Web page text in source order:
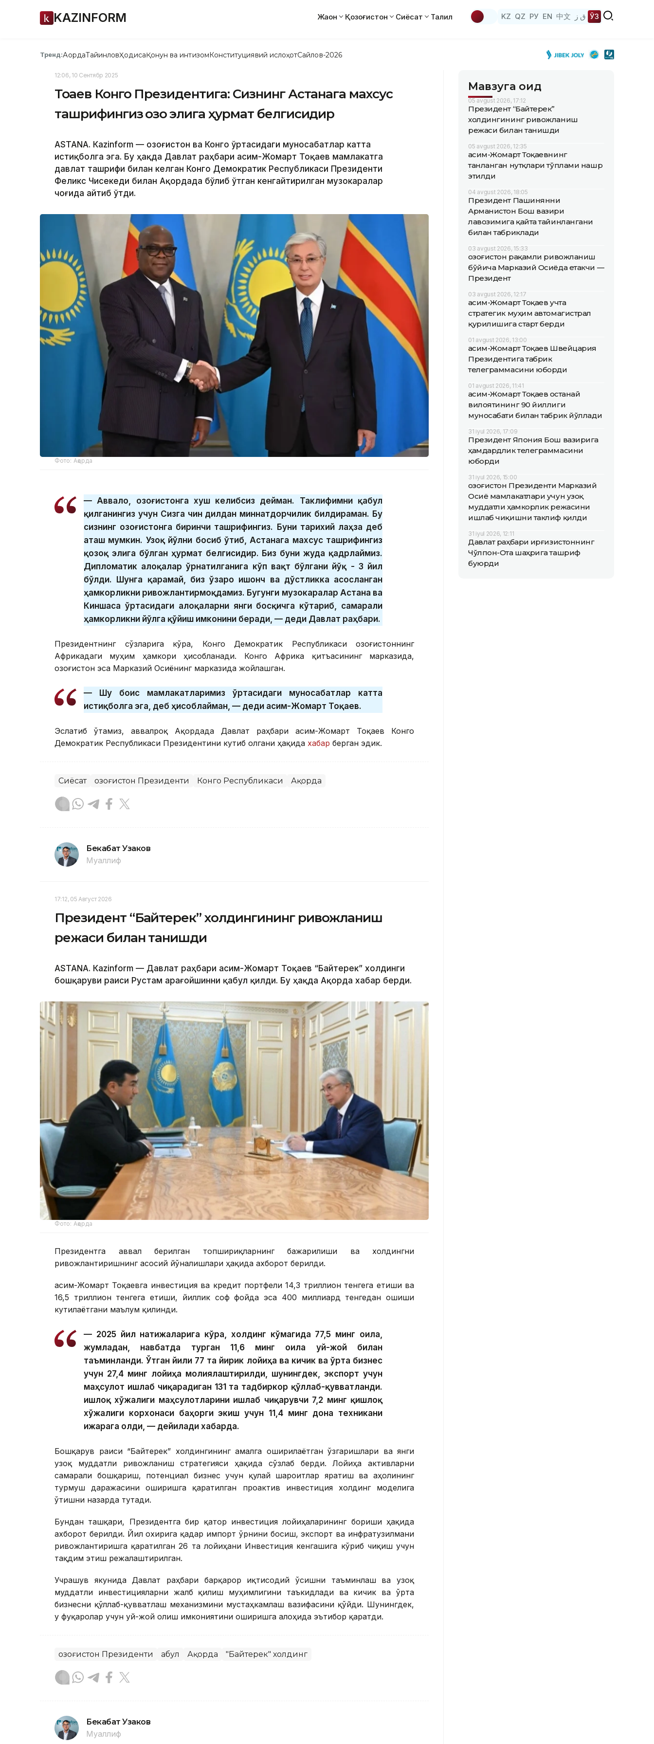
KAZINFORM Жаҳон Қозоғистон Сиёсат Таҳлил KZ QZ РУ EN 中文 ق ز ЎЗ
Тренд:АқордаТайинловҲодисаҚонун ва интизомКонституциявий ислоҳотСайлов-2026
12:06, 10 Сентябр 2025
Тоқаев Конго Президентига: Сизнинг Астанага махсус
ташрифингиз қозоқ элига ҳурмат белгисидир
ASTANА. Кazinform — Қозоғистон ва Конго ўртасидаги муносабатлар катта
истиқболга эга. Бу ҳақда Давлат раҳбари Қасим-Жомарт Тоқаев мамлакатга
давлат ташрифи билан келган Конго Демократик Республикаси Президенти
Феликс Чисекеди билан Ақордада бўлиб ўтган кенгайтирилган музокаралар
чоғида айтиб ўтди.
Фото: Ақорда
— Аввало, Қозоғистонга хуш келибсиз дейман. Таклифимни қабул
қилганингиз учун Сизга чин дилдан миннатдорчилик билдираман. Бу
сизнинг Қозоғистонга биринчи ташрифингиз. Буни тарихий лаҳза деб
аташ мумкин. Узоқ йўлни босиб ўтиб, Астанага махсус ташрифингиз
қозоқ элига бўлган ҳурмат белгисидир. Биз буни жуда қадрлаймиз.
Дипломатик алоқалар ўрнатилганига кўп вақт бўлгани йўқ - 3 йил
бўлди. Шунга қарамай, биз ўзаро ишонч ва дўстликка асосланган
ҳамкорликни ривожлантирмоқдамиз. Бугунги музокаралар Астана ва
Киншаса ўртасидаги алоқаларни янги босқичга кўтариб, самарали
ҳамкорликни йўлга қўйиш имконини беради, — деди Давлат раҳбари.
Президентнинг сўзларига кўра, Конго Демократик Республикаси Қозоғистоннинг
Африкадаги муҳим ҳамкори ҳисобланади. Конго Африка қитъасининг марказида,
Қозоғистон эса Марказий Осиёнинг марказида жойлашган.
— Шу боис мамлакатларимиз ўртасидаги муносабатлар катта
истиқболга эга, деб ҳисоблайман, — деди Қасим-Жомарт Тоқаев.
Эслатиб ўтамиз, аввалроқ Ақордада Давлат раҳбари Қасим-Жомарт Тоқаев Конго
Демократик Республикаси Президентини кутиб олгани ҳақида хабар берган эдик.
Сиёсат Қозоғистон Президенти Конго Республикаси Ақорда
Бекабат Узаков
Муаллиф
17:12, 05 Август 2026
Президент “Байтерек” холдингининг ривожланиш
режаси билан танишди
ASTANА. Каzinform — Давлат раҳбари Қасим-Жомарт Тоқаев “Байтерек” холдинги
бошқаруви раиси Рустам Қарағойшинни қабул қилди. Бу ҳақда Ақорда хабар берди.
Фото: Ақорда
Президентга аввал берилган топшириқларнинг бажарилиши ва холдингни
ривожлантиришнинг асосий йўналишлари ҳақида ахборот берилди.
Қасим-Жомарт Тоқаевга инвестиция ва кредит портфели 14,3 триллион тенгега етиши ва
16,5 триллион тенгега етиши, йиллик соф фойда эса 400 миллиард тенгедан ошиши
кутилаётгани маълум қилинди.
— 2025 йил натижаларига кўра, холдинг кўмагида 77,5 минг оила,
жумладан, навбатда турган 11,6 минг оила уй-жой билан
таъминланди. Ўтган йили 77 та йирик лойиҳа ва кичик ва ўрта бизнес
учун 27,4 минг лойиҳа молиялаштирилди, шунингдек, экспорт учун
маҳсулот ишлаб чиқарадиган 131 та тадбиркор қўллаб-қувватланди.
Қишлоқ хўжалиги маҳсулотларини ишлаб чиқарувчи 7,2 минг қишлоқ
хўжалиги корхонаси баҳорги экиш учун 11,4 минг дона техникани
ижарага олди, — дейилади хабарда.
Бошқарув раиси “Байтерек” холдингининг амалга оширилаётган ўзгаришлари ва янги
узоқ муддатли ривожланиш стратегияси ҳақида сўзлаб берди. Лойиҳа активларни
самарали бошқариш, потенциал бизнес учун қулай шароитлар яратиш ва аҳолининг
турмуш даражасини оширишга қаратилган проактив инвестиция холдинг моделига
ўтишни назарда тутади.
Бундан ташқари, Президентга бир қатор инвестиция лойиҳаларининг бориши ҳақида
ахборот берилди. Йил охирига қадар импорт ўрнини босиш, экспорт ва инфратузилмани
ривожлантиришга қаратилган 26 та лойиҳани Инвестиция кенгашига кўриб чиқиш учун
тақдим этиш режалаштирилган.
Учрашув якунида Давлат раҳбари барқарор иқтисодий ўсишни таъминлаш ва узоқ
муддатли инвестицияларни жалб қилиш муҳимлигини таъкидлади ва кичик ва ўрта
бизнесни қўллаб-қувватлаш механизмини мустаҳкамлаш вазифасини қўйди. Шунингдек,
у фуқаролар учун уй-жой олиш имкониятини оширишга алоҳида эътибор қаратди.
Қозоғистон Президенти Қабул Ақорда "Байтерек" холдинг
Бекабат Узаков
Муаллиф
Мавзуга оид
05 avgust 2026, 17:12
Президент “Байтерек”
холдингининг ривожланиш
режаси билан танишди
05 avgust 2026, 12:35
Қасим-Жомарт Тоқаевнинг
танланган нутқлари тўплами нашр
этилди
04 avgust 2026, 18:05
Президент Пашинянни
Арманистон Бош вазири
лавозимига қайта тайинлангани
билан табриклади
03 avgust 2026, 15:33
Қозоғистон рақамли ривожланиш
бўйича Марказий Осиёда етакчи —
Президент
03 avgust 2026, 12:17
Қасим-Жомарт Тоқаев учта
стратегик муҳим автомагистрал
қурилишига старт берди
01 avgust 2026, 13:00
Қасим-Жомарт Тоқаев Швейцария
Президентига табрик
телеграммасини юборди
01 avgust 2026, 11:41
Қасим-Жомарт Тоқаев Қостанай
вилоятининг 90 йиллиги
муносабати билан табрик йўллади
31 iyul 2026, 17:09
Президент Япония Бош вазирига
ҳамдардлик телеграммасини
юборди
31 iyul 2026, 15:00
Қозоғистон Президенти Марказий
Осиё мамлакатлари учун узоқ
муддатли ҳамкорлик режасини
ишлаб чиқишни таклиф қилди
31 iyul 2026, 12:11
Давлат раҳбари Қирғизистоннинг
Чўлпон-Ота шаҳрига ташриф
буюрди